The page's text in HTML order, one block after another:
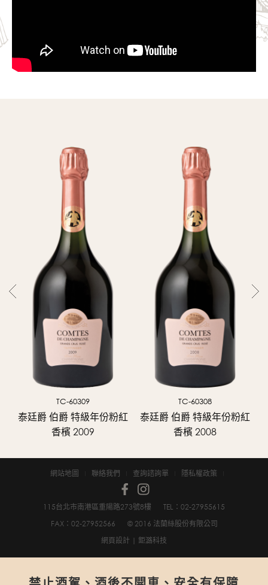
TC-60309
泰廷爵 伯爵 特級年份粉紅
香檳 2009
TC-60308
泰廷爵 伯爵 特級年份粉紅
香檳 2008
網站地圖 聯絡我們 查詢諮詢單 隱私權政策
115台北市南港區重陽路273號8樓
TEL：02-2795­5615
FAX：02-2795­2566
© 2016 法蘭絲股份有限公司
網頁設計 | 鉅潞科技